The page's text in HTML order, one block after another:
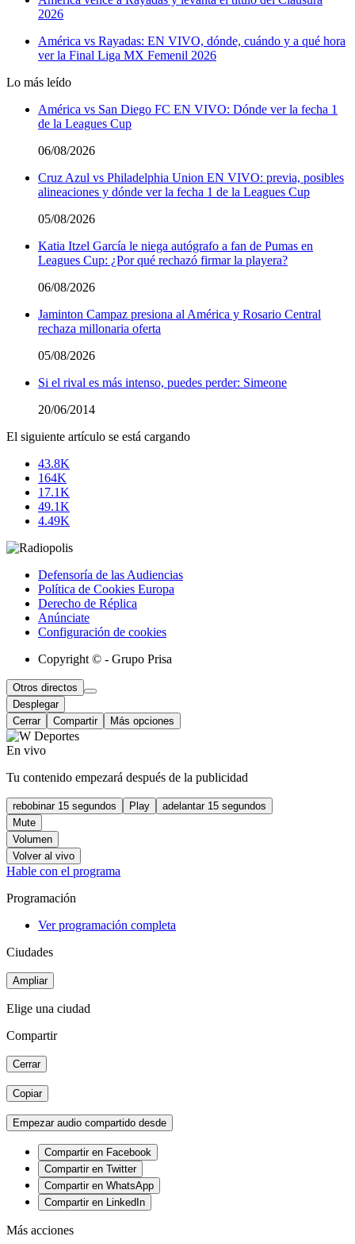
2026
América vs Rayadas: EN VIVO, dónde, cuándo y a qué hora
ver la Final Liga MX Femenil 2026
Lo más leído
América vs San Diego FC EN VIVO: Dónde ver la fecha 1
de la Leagues Cup
06/08/2026
Cruz Azul vs Philadelphia Union EN VIVO: previa, posibles
alineaciones y dónde ver la fecha 1 de la Leagues Cup
05/08/2026
Katia Itzel García le niega autógrafo a fan de Pumas en
Leagues Cup: ¿Por qué rechazó firmar la playera?
06/08/2026
Jaminton Campaz presiona al América y Rosario Central
rechaza millonaria oferta
05/08/2026
Si el rival es más intenso, puedes perder: Simeone
20/06/2014
El siguiente artículo se está cargando
43.8K
164K
17.1K
49.1K
4.49K
Defensoría de las Audiencias
Política de Cookies Europa
Derecho de Réplica
Anúnciate
Configuración de cookies
Copyright © - Grupo Prisa
Otros directos
Desplegar
Cerrar
Compartir Más opciones
En vivo
Tu contenido empezará después de la publicidad
rebobinar 15 segundos Play
adelantar 15 segundos
Mute
Volumen
Volver al vivo
Hable con el programa
Programación
Ver programación completa
Ciudades
Ampliar
Elige una ciudad
Compartir
Cerrar
Copiar
Empezar audio compartido desde
Compartir en Facebook
Compartir en Twitter
Compartir en WhatsApp
Compartir en LinkedIn
Más acciones